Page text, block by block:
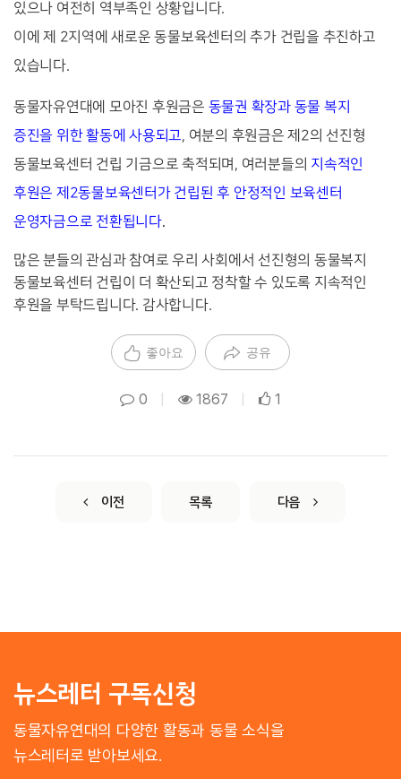
있으나 여전히 역부족인 상황입니다.
이에 제 2지역에 새로운 동물보육센터의 추가 건립을 추진하고
있습니다.
동물자유연대에 모아진 후원금은 동물권 확장과 동물 복지
증진을 위한 활동에 사용되고, 여분의 후원금은 제2의 선진형
동물보육센터 건립 기금으로 축적되며, 여러분들의 지속적인
후원은 제2동물보육센터가 건립된 후 안정적인 보육센터
운영자금으로 전환됩니다.
많은 분들의 관심과 참여로 우리 사회에서 선진형의 동물복지
동물보육센터 건립이 더 확산되고 정착할 수 있도록 지속적인
후원을 부탁드립니다. 감사합니다.
좋아요 공유
0 1867 1
이전 목록 다음
뉴스레터 구독신청
동물자유연대의 다양한 활동과 동물 소식을
뉴스레터로 받아보세요.